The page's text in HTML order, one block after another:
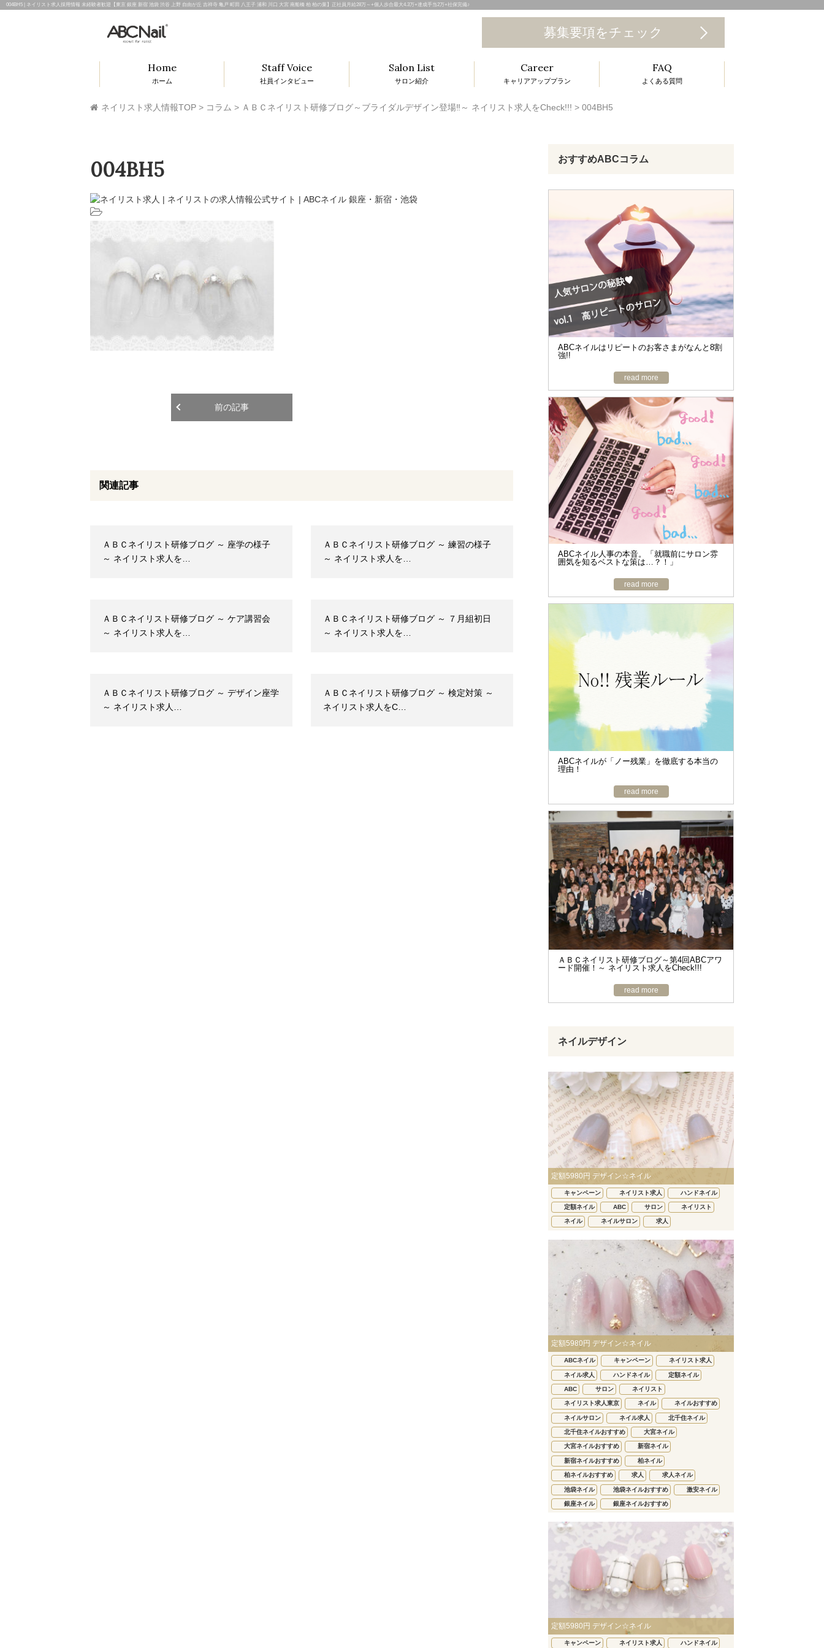
004BH5 | ネイリスト求人採用情報 未経験者歓迎【東京 銀座 新宿 池袋 渋谷 上野 自由が丘 吉祥寺 亀戸 町田 八王子 浦和 川口 大宮 南船橋 柏 柏の葉】正社員月給28万～+個人歩合最大4.3万+達成手当2万+社保完備♪
T
o
g
g
l
o
n
募集要項をチェック
Home
ホーム
Staff Voice
社員インタビュー
Salon List
サロン紹介
Career
キャリアアッププラン
FAQ
よくある質問
ネイリスト求人情報TOP > コラム > ＡＢＣネイリスト研修ブログ～ブライダルデザイン登場‼～ ネイリスト求人をCheck!!! > 004BH5
004BH5
前の記事
関連記事
ＡＢＣネイリスト研修ブログ ～ 座学の様子
～ ネイリスト求人を…
ＡＢＣネイリスト研修ブログ ～ 練習の様子
～ ネイリスト求人を…
ＡＢＣネイリスト研修ブログ ～ ケア講習会
～ ネイリスト求人を…
ＡＢＣネイリスト研修ブログ ～ ７月組初日
～ ネイリスト求人を…
ＡＢＣネイリスト研修ブログ ～ デザイン座学
～ ネイリスト求人…
ＡＢＣネイリスト研修ブログ ～ 検定対策 ～
ネイリスト求人をC…
おすすめABCコラム
ABCネイルはリピートのお客さまがなんと8割
強!!
read more
ABCネイル人事の本音。「就職前にサロン雰
囲気を知るベストな策は…？！」
read more
ABCネイルが「ノー残業」を徹底する本当の
理由！
read more
ＡＢＣネイリスト研修ブログ～第4回ABCアワ
ード開催！～ ネイリスト求人をCheck!!!
read more
ネイルデザイン
定額5980円 デザイン☆ネイル
キャンペーン ネイリスト求人 ハンドネイル
定額ネイル ABC サロン ネイリスト
ネイル ネイルサロン 求人
定額5980円 デザイン☆ネイル
ABCネイル キャンペーン ネイリスト求人
ネイル求人 ハンドネイル 定額ネイル
ABC サロン ネイリスト
ネイリスト求人東京 ネイル ネイルおすすめ
ネイルサロン ネイル求人 北千住ネイル
北千住ネイルおすすめ 大宮ネイル
大宮ネイルおすすめ 新宿ネイル
新宿ネイルおすすめ 柏ネイル
柏ネイルおすすめ 求人 求人ネイル
池袋ネイル 池袋ネイルおすすめ 激安ネイル
銀座ネイル 銀座ネイルおすすめ
定額5980円 デザイン☆ネイル
キャンペーン ネイリスト求人 ハンドネイル